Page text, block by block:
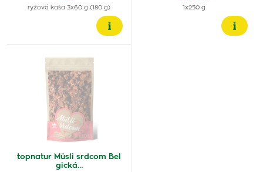
ryžová kaša 3x60 g (180 g) 1x250 g
topnatur Müsli srdcom Bel
gická…